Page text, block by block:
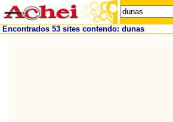
Encontrados 53 sites contendo: dunas